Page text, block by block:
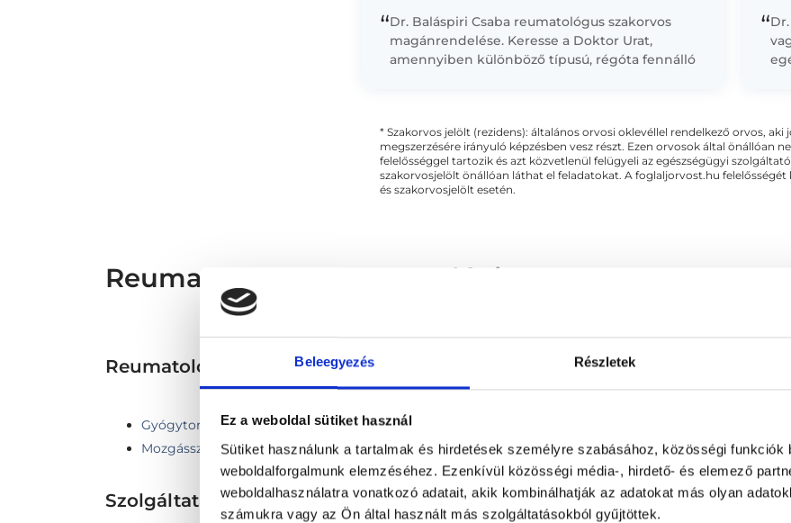
Beleegyezés Részletek
Ez a weboldal sütiket használ
Sütiket használunk a tartalmak és hirdetések személyre szabásához, közösségi funkciók
weboldalforgalmunk elemzéséhez. Ezenkívül közösségi média-, hirdető- és elemező
weboldalhasználatra vonatkozó adatait, akik kombinálhatják az adatokat más olyan
számukra vagy az Ön által használt más szolgáltatásokból gyűjtöttek.
“Dr. Baláspiri Csaba reumatológus szakorvos
magánrendelése. Keresse a Doktor Urat,
amennyiben különböző típusú, régóta fennálló
“
* Szakorvos jelölt (rezidens): általános orvosi oklevéllel rendelkező orvos,
megszerzésére irányuló képzésben vesz részt. Ezen orvosok által önállóan
felelősséggel tartozik és azt közvetlenül felügyeli az egészségügyi
szakorvosjelölt önállóan láthat el feladatokat. A foglaljorvost.hu
és szakorvosjelölt esetén.
Reumatológus - Reumatológia
Reumatológia TERÜLETHEZ KAPCSOLÓDÓ SZAKTERÜLETEK
Gyógytorna
Mozgásszervi rehabilitáció
Szolgáltatások